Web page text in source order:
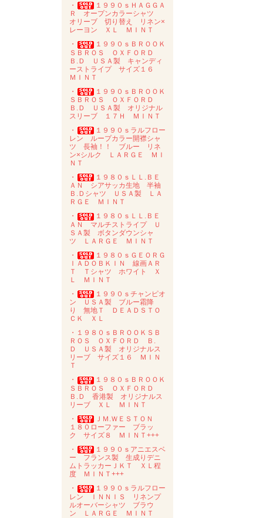
・
１９９０ｓＨＡＧＧＡ
Ｒ オープンカラーシャツ
オリーブ 切り替え リネン×
レーヨン ＸＬ ＭＩＮＴ
・
１９９０ｓＢＲＯＯＫ
ＳＢＲＯＳ ＯＸＦＯＲＤ
Ｂ.Ｄ ＵＳＡ製 キャンディ
ーストライプ サイズ１６
ＭＩＮＴ
・
１９９０ｓＢＲＯＯＫ
ＳＢＲＯＳ ＯＸＦＯＲＤ
Ｂ.Ｄ ＵＳＡ製 オリジナル
スリーブ １７Ｈ ＭＩＮＴ
・
１９９０ｓラルフロー
レン ループカラー開襟シャ
ツ 長袖！！ ブルー リネ
ン×シルク ＬＡＲＧＥ ＭＩ
ＮＴ
・
１９８０ｓＬＬ.ＢＥ
ＡＮ シアサッカ生地 半袖
Ｂ.Ｄシャツ ＵＳＡ製 ＬＡ
ＲＧＥ ＭＩＮＴ
・
１９８０ｓＬＬ.ＢＥ
ＡＮ マルチストライプ Ｕ
ＳＡ製 ボタンダウンシャ
ツ ＬＡＲＧＥ ＭＩＮＴ
・
１９８０ｓＧＥＯＲＧ
ＩＡＤＯＢＫＩＮ 線画ＡＲ
Ｔ Ｔシャツ ホワイト Ｘ
Ｌ ＭＩＮＴ
・
１９９０ｓチャンピオ
ン ＵＳＡ製 ブルー霜降
り 無地Ｔ ＤＥＡＤＳＴＯ
ＣＫ ＸＬ
・１９８０ｓＢＲＯＯＫＳＢ
ＲＯＳ ＯＸＦＯＲＤ Ｂ.
Ｄ ＵＳＡ製 オリジナルス
リーブ サイズ１６ ＭＩＮ
Ｔ
・
１９８０ｓＢＲＯＯＫ
ＳＢＲＯＳ ＯＸＦＯＲＤ
Ｂ.Ｄ 香港製 オリジナルス
リーブ ＸＬ ＭＩＮＴ
・
ＪＭ.ＷＥＳＴＯＮ
１８０ローファー ブラッ
ク サイズ８ ＭＩＮＴ+++
・
１９９０ｓアニエスベ
ー フランス製 生成りデニ
ムトラッカーＪＫＴ ＸＬ程
度 ＭＩＮＴ+++
・
１９９０ｓラルフロー
レン ＩＮＮＩＳ リネンプ
ルオーバーシャツ ブラウ
ン ＬＡＲＧＥ ＭＩＮＴ